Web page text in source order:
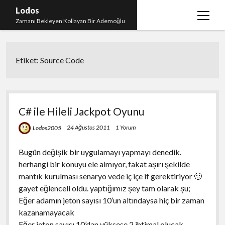
Lodos
Zamanı Bekleyen Kollayan Bir Ademoğlu
menüyü
test
Etiket:Source Code
C# ile Hileli Jackpot Oyunu
Lodos2005 24 Ağustos 2011 1 Yorum
Bugün değişik bir uygulamayı yapmayı denedik.
herhangi bir konuyu ele almıyor, fakat aşırı şekilde
mantık kurulması senaryo vede iç içe if gerektiriyor 🙂
gayet eğlenceli oldu. yaptığımız şey tam olarak şu;
Eğer adamın jeton sayısı 10’un altındaysa hiç bir zaman
kazanamayacak